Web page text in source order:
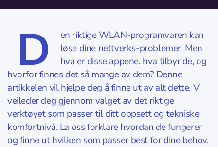
D
en riktige WLAN-programvaren kan
løse dine nettverks-problemer. Men
hva er disse appene, hva tilbyr de, og
hvorfor finnes det så mange av dem? Denne
artikkelen vil hjelpe deg å finne ut av alt dette. Vi
veileder deg gjennom valget av det riktige
verktøyet som passer til ditt oppsett og tekniske
komfortnivå. La oss forklare hvordan de fungerer
og finne ut hvilken som passer best for dine behov.